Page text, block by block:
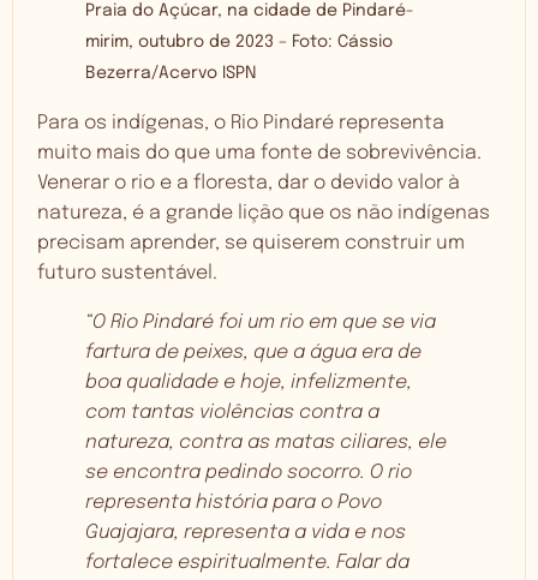
Praia do Açúcar, na cidade de Pindaré-
mirim, outubro de 2023 – Foto: Cássio
Bezerra/Acervo ISPN
Para os indígenas, o Rio Pindaré representa
muito mais do que uma fonte de sobrevivência.
Venerar o rio e a floresta, dar o devido valor à
natureza, é a grande lição que os não indígenas
precisam aprender, se quiserem construir um
futuro sustentável.
“O Rio Pindaré foi um rio em que se via
fartura de peixes, que a água era de
boa qualidade e hoje, infelizmente,
com tantas violências contra a
natureza, contra as matas ciliares, ele
se encontra pedindo socorro. O rio
representa história para o Povo
Guajajara, representa a vida e nos
fortalece espiritualmente. Falar da